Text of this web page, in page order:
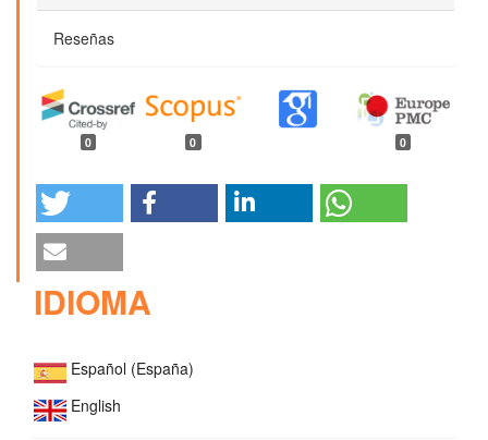
Reseñas
0 0 0
IDIOMA
Español (España)
English